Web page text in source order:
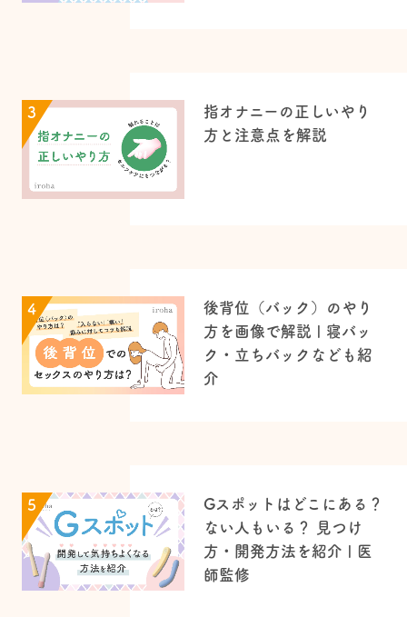
3
指オナニーの正しいやり
方と注意点を解説
4
後背位（バック）のやり
方を画像で解説 | 寝バッ
ク・立ちバックなども紹
介
5
Gスポットはどこにある？
ない人もいる？ 見つけ
方・開発方法を紹介 | 医
師監修